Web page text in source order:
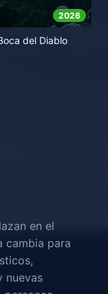
2026
del Diablo
en el
cambia para
nuevas